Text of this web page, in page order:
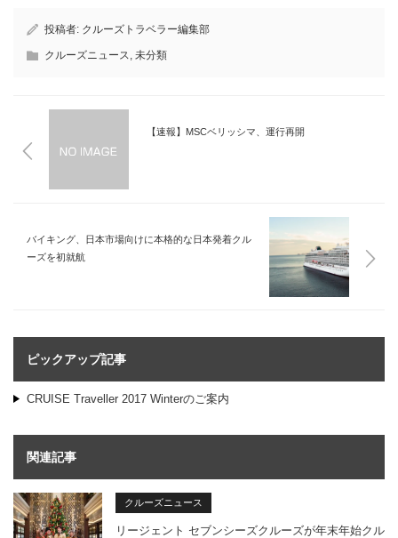
投稿者: クルーズトラベラー編集部
クルーズニュース 未分類
【速報】MSCベリッシマ、運行再開
バイキング、日本市場向けに本格的な日本発着クル
ーズを初就航
ピックアップ記事
CRUISE Traveller 2017 Winterのご案内
関連記事
クルーズニュース
リージェント セブンシーズクルーズが年末年始クル